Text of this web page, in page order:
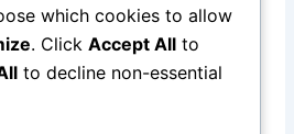
which cookies to allow
. Click Accept All to
to decline non-essential